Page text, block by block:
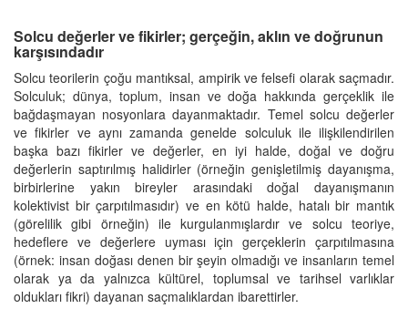
Solcu değerler ve fikirler; gerçeğin, aklın ve doğrunun
karşısındadır
Solcu teorilerin çoğu mantıksal, ampirik ve felsefi olarak saçmadır.
Solculuk; dünya, toplum, insan ve doğa hakkında gerçeklik ile
bağdaşmayan nosyonlara dayanmaktadır. Temel solcu değerler
ve fikirler ve aynı zamanda genelde solculuk ile ilişkilendirilen
başka bazı fikirler ve değerler, en iyi halde, doğal ve doğru
değerlerin saptırılmış halidirler (örneğin genişletilmiş dayanışma,
birbirlerine yakın bireyler arasındaki doğal dayanışmanın
kolektivist bir çarpıtılmasıdır) ve en kötü halde, hatalı bir mantık
(görelilik gibi örneğin) ile kurgulanmışlardır ve solcu teoriye,
hedeflere ve değerlere uyması için gerçeklerin çarpıtılmasına
(örnek: insan doğası denen bir şeyin olmadığı ve insanların temel
olarak ya da yalnızca kültürel, toplumsal ve tarihsel varlıklar
oldukları fikri) dayanan saçmalıklardan ibarettirler.